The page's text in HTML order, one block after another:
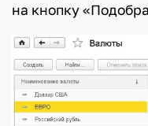
на кнопку